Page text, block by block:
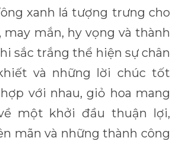
xanh lá tượng trưng cho
mắn, hy vọng và thành
sắc trắng thể hiện sự chân
và những lời chúc tốt
với nhau, giỏ hoa mang
một khởi đầu thuận lợi,
mãn và những thành công